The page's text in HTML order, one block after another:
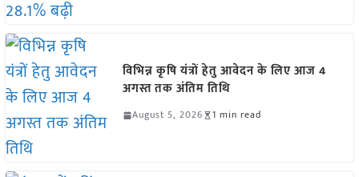
विभिन्न कृषि यंत्रों हेतु आवेदन के लिए आज 4
अगस्त तक अंतिम तिथि
August 5, 2026 1 min read